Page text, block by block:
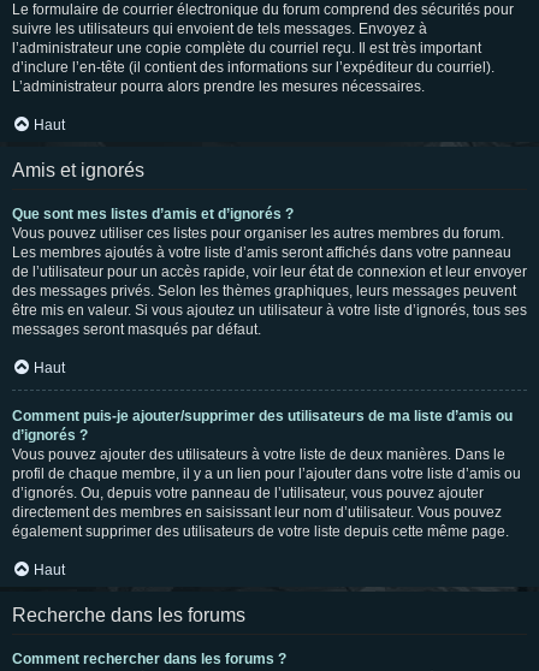
Le formulaire de courrier électronique du forum comprend des sécurités pour
suivre les utilisateurs qui envoient de tels messages. Envoyez à
l’administrateur une copie complète du courriel reçu. Il est très important
d’inclure l’en-tête (il contient des informations sur l’expéditeur du courriel).
L’administrateur pourra alors prendre les mesures nécessaires.
Haut
Amis et ignorés
Que sont mes listes d’amis et d’ignorés ?
Vous pouvez utiliser ces listes pour organiser les autres membres du forum.
Les membres ajoutés à votre liste d’amis seront affichés dans votre panneau
de l’utilisateur pour un accès rapide, voir leur état de connexion et leur envoyer
des messages privés. Selon les thèmes graphiques, leurs messages peuvent
être mis en valeur. Si vous ajoutez un utilisateur à votre liste d’ignorés, tous ses
messages seront masqués par défaut.
Haut
Comment puis-je ajouter/supprimer des utilisateurs de ma liste d’amis ou
d’ignorés ?
Vous pouvez ajouter des utilisateurs à votre liste de deux manières. Dans le
profil de chaque membre, il y a un lien pour l’ajouter dans votre liste d’amis ou
d’ignorés. Ou, depuis votre panneau de l’utilisateur, vous pouvez ajouter
directement des membres en saisissant leur nom d’utilisateur. Vous pouvez
également supprimer des utilisateurs de votre liste depuis cette même page.
Haut
Recherche dans les forums
Comment rechercher dans les forums ?